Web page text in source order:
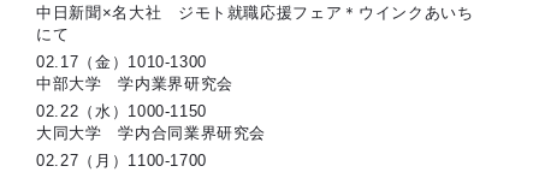
中日新聞×名大社 ジモト就職応援フェア＊ウインクあいち
にて
02.17（金）1010-1300
中部大学 学内業界研究会
02.22（水）1000-1150
大同大学 学内合同業界研究会
02.27（月）1100-1700